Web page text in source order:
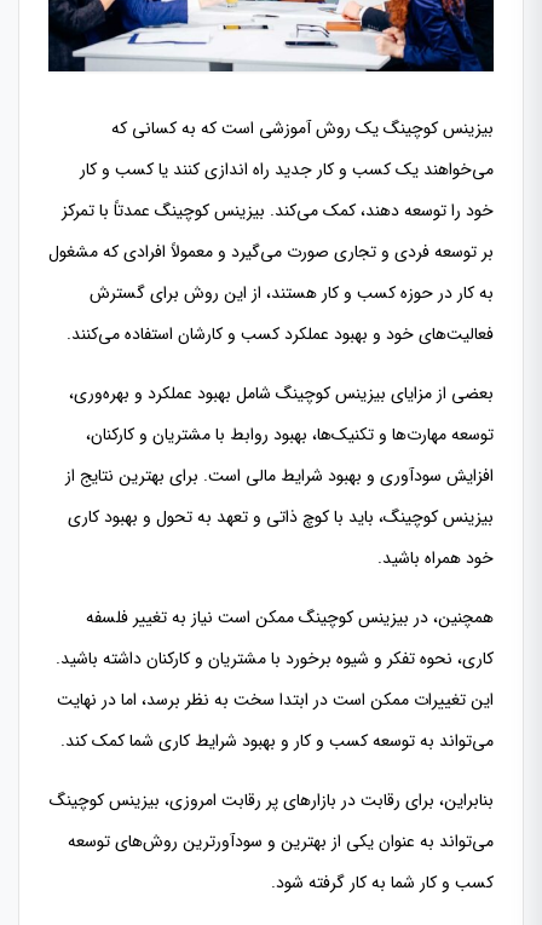
بیزینس کوچینگ یک روش آموزشی است که به کسانی که
می‌خواهند یک کسب و کار جدید راه اندازی کنند یا کسب و کار
خود را توسعه دهند، کمک می‌کند. بیزینس کوچینگ عمدتاً با تمرکز
بر توسعه فردی و تجاری صورت می‌گیرد و معمولاً افرادی که مشغول
به کار در حوزه کسب و کار هستند، از این روش برای گسترش
فعالیت‌های خود و بهبود عملکرد کسب و کارشان استفاده می‌کنند.
بعضی از مزایای بیزینس کوچینگ شامل بهبود عملکرد و بهره‌وری،
توسعه مهارت‌ها و تکنیک‌ها، بهبود روابط با مشتریان و کارکنان،
افزایش سودآوری و بهبود شرایط مالی است. برای بهترین نتایج از
بیزینس کوچینگ، باید با کوچ ذاتی و تعهد به تحول و بهبود کاری
خود همراه باشید.
همچنین، در بیزینس کوچینگ ممکن است نیاز به تغییر فلسفه
کاری، نحوه تفکر و شیوه برخورد با مشتریان و کارکنان داشته باشید.
این تغییرات ممکن است در ابتدا سخت به نظر برسد، اما در نهایت
می‌تواند به توسعه کسب و کار و بهبود شرایط کاری شما کمک کند.
بنابراین، برای رقابت در بازارهای پر رقابت امروزی، بیزینس کوچینگ
می‌تواند به عنوان یکی از بهترین و سودآورترین روش‌های توسعه
کسب و کار شما به کار گرفته شود.